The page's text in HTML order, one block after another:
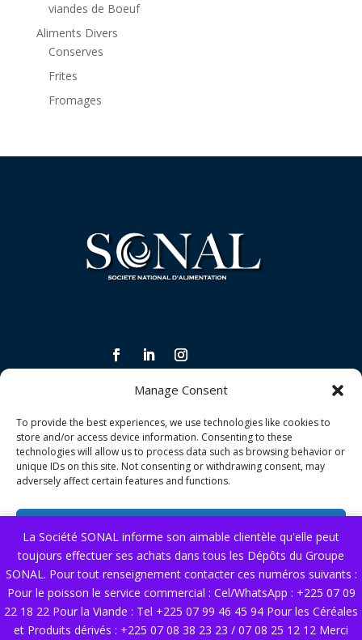
Manage Consent
To provide the best experiences, we use technologies like cookies to
store and/or access device information. Consenting to these
technologies will allow us to process data such as browsing behavior or
unique IDs on this site. Not consenting or withdrawing consent, may
adversely affect certain features and functions.
Deny
View preferences
Cookie Policy Politique de confidentialité
La Société SONAL informe son aimable clientèle qu'elle peut
toujours effectuer ses achats dans tous les Dépôts du Groupe
SONAL. Pour tout renseignement contacter ces numéros suivants :
Pour le poisson le service commercial : Cel/WhatsApp : +225 07 09
22 18 22 Pour la Viande : Tel +225 07 99 46 45 94 Pour les Céréales
et Produits dérivés : +225 07 08 38 23 23 / 07 08 25 12 12 Merci
viandes de Boeuf
Aliments Divers
Conserves
Frites
Fromages
Politique de confidentialité
Politique de qualité
Conditions générales de vente
NOS SERVICES
© copyright 2025 SONAL. Tous droits réservés.